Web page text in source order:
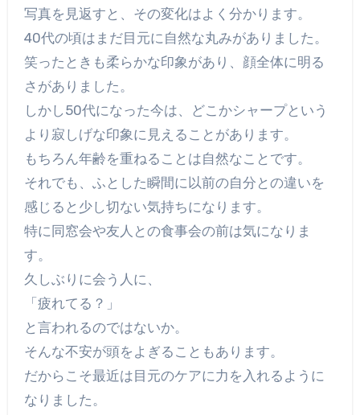
写真を見返すと、その変化はよく分かります。
40代の頃はまだ目元に自然な丸みがありました。
笑ったときも柔らかな印象があり、顔全体に明る
さがありました。
しかし50代になった今は、どこかシャープという
より寂しげな印象に見えることがあります。
もちろん年齢を重ねることは自然なことです。
それでも、ふとした瞬間に以前の自分との違いを
感じると少し切ない気持ちになります。
特に同窓会や友人との食事会の前は気になりま
す。
久しぶりに会う人に、
「疲れてる？」
と言われるのではないか。
そんな不安が頭をよぎることもあります。
だからこそ最近は目元のケアに力を入れるように
なりました。